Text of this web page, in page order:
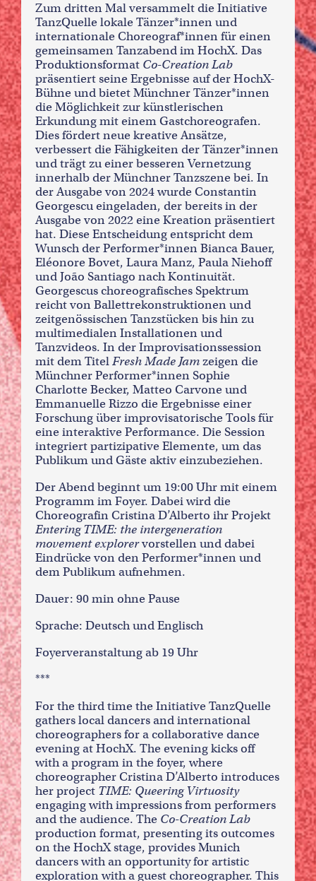
Zum dritten Mal versammelt die Initiative
TanzQuelle lokale Tänzer*innen und
internationale Choreograf*innen für einen
gemeinsamen Tanzabend im HochX. Das
Produktionsformat Co-Creation Lab
präsentiert seine Ergebnisse auf der HochX-
Bühne und bietet Münchner Tänzer*innen
die Möglichkeit zur künstlerischen
Erkundung mit einem Gastchoreografen.
Dies fördert neue kreative Ansätze,
verbessert die Fähigkeiten der Tänzer*innen
und trägt zu einer besseren Vernetzung
innerhalb der Münchner Tanzszene bei. In
der Ausgabe von 2024 wurde Constantin
Georgescu eingeladen, der bereits in der
Ausgabe von 2022 eine Kreation präsentiert
hat. Diese Entscheidung entspricht dem
Wunsch der Performer*innen Bianca Bauer,
Eléonore Bovet, Laura Manz, Paula Niehoff
und João Santiago nach Kontinuität.
Georgescus choreografisches Spektrum
reicht von Ballettrekonstruktionen und
zeitgenössischen Tanzstücken bis hin zu
multimedialen Installationen und
Tanzvideos. In der Improvisationssession
mit dem TitelFresh Made Jamzeigen die
Münchner Performer*innen Sophie
Charlotte Becker, Matteo Carvone und
Emmanuelle Rizzo die Ergebnisse einer
Forschung über improvisatorische Tools für
eine interaktive Performance. Die Session
integriert partizipative Elemente, um das
Publikum und Gäste aktiv einzubeziehen.
Der Abend beginnt um 19:00 Uhr mit einem
Programm im Foyer. Dabei wird die
Choreografin Cristina D’Alberto ihr Projekt
Entering TIME: the intergeneration
movement explorervorstellen und dabei
Eindrücke von den Performer*innen und
dem Publikum aufnehmen.
Dauer: 90 min ohne Pause
Sprache: Deutsch und Englisch
Foyerveranstaltung ab 19 Uhr
***
For the third time the Initiative TanzQuelle
gathers local dancers and international
choreographers for a collaborative dance
evening at HochX. The evening kicks off
with a program in the foyer, where
choreographer Cristina D’Alberto introduces
her project TIME: Queering Virtuosity
engaging with impressions from performers
and the audience. The Co-Creation Lab
production format, presenting its outcomes
on the HochX stage, provides Munich
dancers with an opportunity for artistic
exploration with a guest choreographer. This